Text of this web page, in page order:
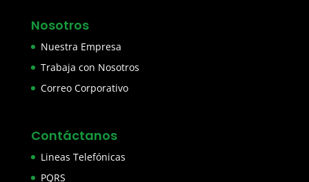
Nosotros
Nuestra Empresa
Trabaja con Nosotros
Correo Corporativo
Contáctanos
Lineas Telefónicas
PQRS